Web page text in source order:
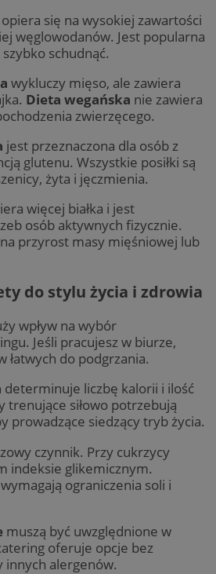
opiera się na wysokiej zawartości
węglowodanów. Jest popularna
schudnąć.
wykluczy mięso, ale zawiera
Dieta wegańska nie zawiera
zwierzęcego.
jest przeznaczona dla osób z
glutenu. Wszystkie posiłki są
żyta i jęczmienia.
więcej białka i jest
osób aktywnych fizycznie.
przyrost masy mięśniowej lub
do stylu życia i zdrowia
wpływ na wybór
Jeśli pracujesz w biurze,
łatwych do podgrzania.
determinuje liczbę kalorii i ilość
trenujące siłowo potrzebują
prowadzące siedzący tryb życia.
czynnik. Przy cukrzycy
indeksie glikemicznym.
wymagają ograniczenia soli i
muszą być uwzględnione w
oferuje opcje bez
innych alergenów.